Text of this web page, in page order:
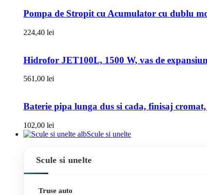
Pompa de Stropit cu Acumulator cu dublu
224,40 lei
Hidrofor JET100L, 1500 W, vas de
561,00 lei
Baterie pipa lunga dus si cada, finisaj
102,00 lei
Scule si unelte
Scule si unelte
Truse auto